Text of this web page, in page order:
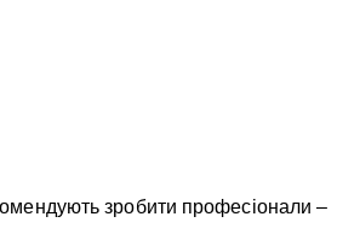
зробити професіонали –